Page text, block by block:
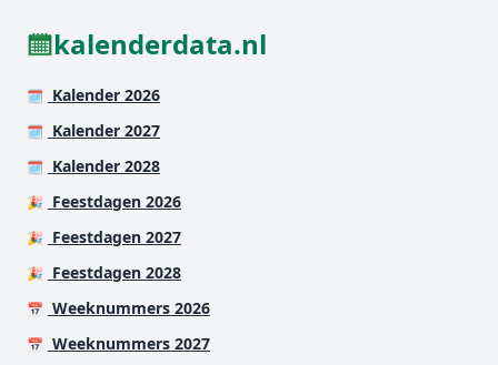
kalenderdata.nl
🗓️ Kalender 2026
🗓️ Kalender 2027
🗓️ Kalender 2028
🎉 Feestdagen 2026
🎉 Feestdagen 2027
🎉 Feestdagen 2028
📅 Weeknummers 2026
📅 Weeknummers 2027